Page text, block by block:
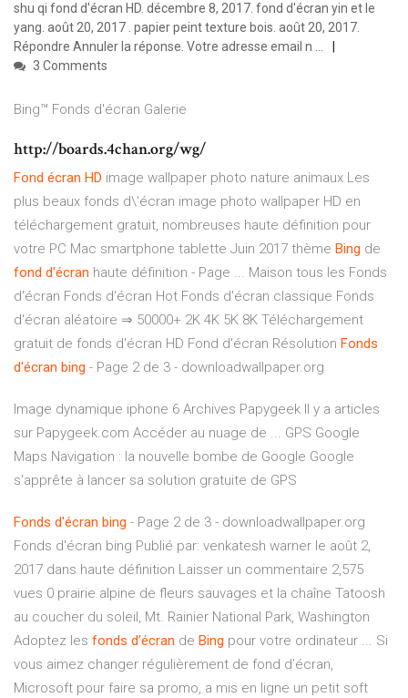
shu qi fond d'écran HD. décembre 8, 2017. fond d'écran yin et le
yang. août 20, 2017 . papier peint texture bois. août 20, 2017.
Répondre Annuler la réponse. Votre adresse email n ...
3 Comments
Bing™ Fonds d'écran Galerie
http://boards.4chan.org/wg/
Fond écran HD image wallpaper photo nature animaux Les
plus beaux fonds d\'écran image photo wallpaper HD en
téléchargement gratuit, nombreuses haute définition pour
votre PC Mac smartphone tablette Juin 2017 thème Bing de
fond d'écran haute définition - Page ... Maison tous les Fonds
d'écran Fonds d'écran Hot Fonds d'écran classique Fonds
d'écran aléatoire ⇒ 50000+ 2K 4K 5K 8K Téléchargement
gratuit de fonds d'écran HD Fond d'écran Résolution Fonds
d'écran bing - Page 2 de 3 - downloadwallpaper.org
Image dynamique iphone 6 Archives Papygeek Il y a articles
sur Papygeek.com Accéder au nuage de ... GPS Google
Maps Navigation : la nouvelle bombe de Google Google
s'apprête à lancer sa solution gratuite de GPS
Fonds d'écran bing - Page 2 de 3 - downloadwallpaper.org
Fonds d'écran bing Publié par: venkatesh warner le août 2,
2017 dans haute définition Laisser un commentaire 2,575
vues 0 prairie alpine de fleurs sauvages et la chaîne Tatoosh
au coucher du soleil, Mt. Rainier National Park, Washington
Adoptez les fonds d’écran de Bing pour votre ordinateur ... Si
vous aimez changer régulièrement de fond d’écran,
Microsoft pour faire sa promo, a mis en ligne un petit soft